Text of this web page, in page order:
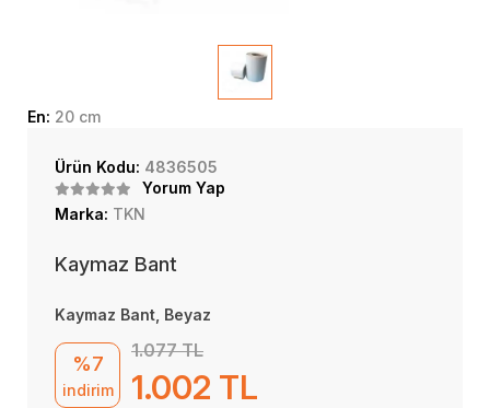
En: 20 cm
Ürün Kodu: 4836505
Yorum Yap
Marka: TKN
Kaymaz Bant
Kaymaz Bant, Beyaz
%7
indirim
1.077 TL
1.002 TL